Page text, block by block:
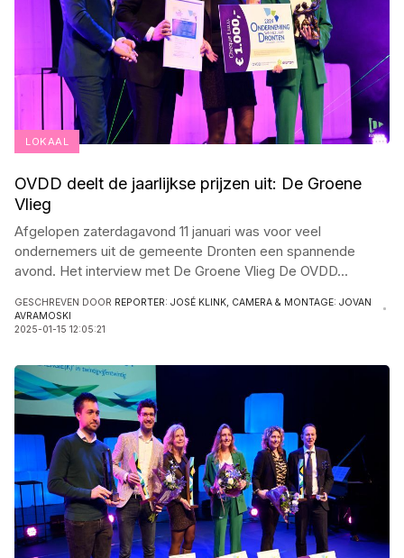
LOKAAL
OVDD deelt de jaarlijkse prijzen uit: De Groene
Vlieg
Afgelopen zaterdagavond 11 januari was voor veel
ondernemers uit de gemeente Dronten een spannende
avond. Het interview met De Groene Vlieg De OVDD...
GESCHREVEN DOOR REPORTER: JOSÉ KLINK, CAMERA & MONTAGE: JOVAN
AVRAMOSKI
2025-01-15 12:05:21